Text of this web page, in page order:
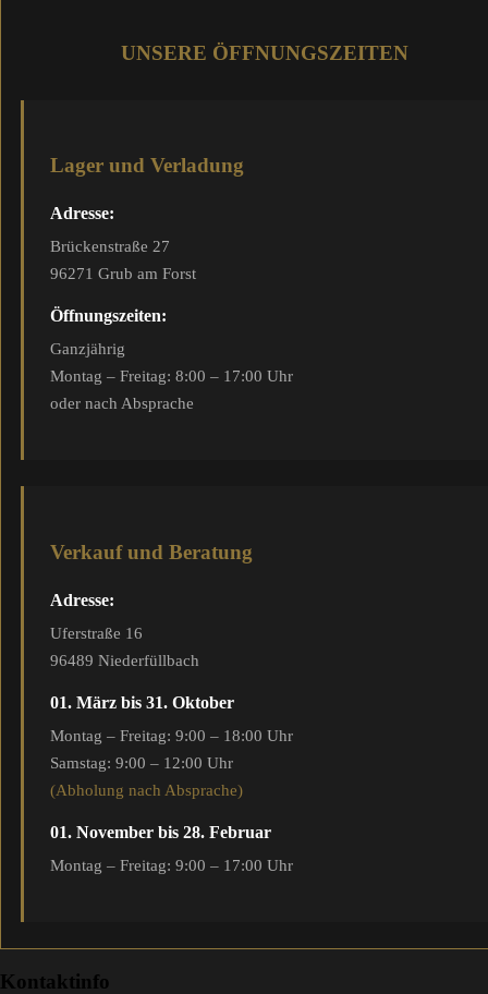
UNSERE ÖFFNUNGSZEITEN
Lager und Verladung
Adresse:
Brückenstraße 27
96271 Grub am Forst
Öffnungszeiten:
Ganzjährig
Montag – Freitag: 8:00 – 17:00 Uhr
oder nach Absprache
Verkauf und Beratung
Adresse:
Uferstraße 16
96489 Niederfüllbach
01. März bis 31. Oktober
Montag – Freitag: 9:00 – 18:00 Uhr
Samstag: 9:00 – 12:00 Uhr
(Abholung nach Absprache)
01. November bis 28. Februar
Montag – Freitag: 9:00 – 17:00 Uhr
Kontaktinfo